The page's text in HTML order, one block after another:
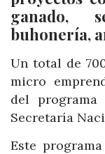
ganado,
buhonería,
Un total de
micro
del programa
Secretaría
Este